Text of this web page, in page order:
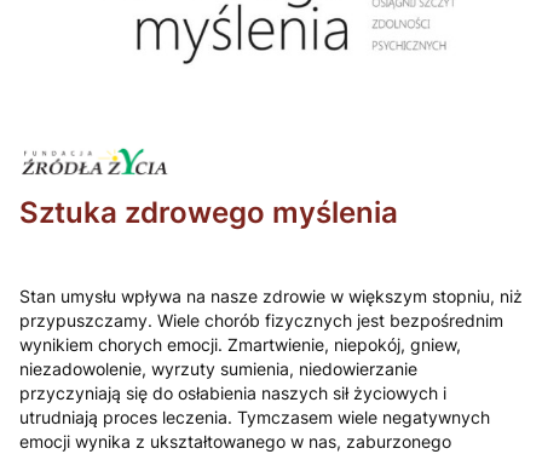
Sztuka zdrowego myślenia
Stan umysłu wpływa na nasze zdrowie w większym stopniu, niż
przypuszczamy. Wiele chorób fizycznych jest bezpośrednim
wynikiem chorych emocji. Zmartwienie, niepokój, gniew,
niezadowolenie, wyrzuty sumienia, niedowierzanie
przyczyniają się do osłabienia naszych sił życiowych i
utrudniają proces leczenia. Tymczasem wiele negatywnych
emocji wynika z ukształtowanego w nas, zaburzonego